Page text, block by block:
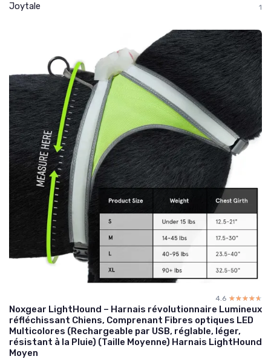
Joytale 1
4.6 ☆☆☆☆☆
★★★★★
Noxgear LightHound – Harnais révolutionnaire Lumineux
réfléchissant Chiens, Comprenant Fibres optiques LED
Multicolores (Rechargeable par USB, réglable, léger,
résistant à la Pluie) (Taille Moyenne) Harnais LightHound
Moyen